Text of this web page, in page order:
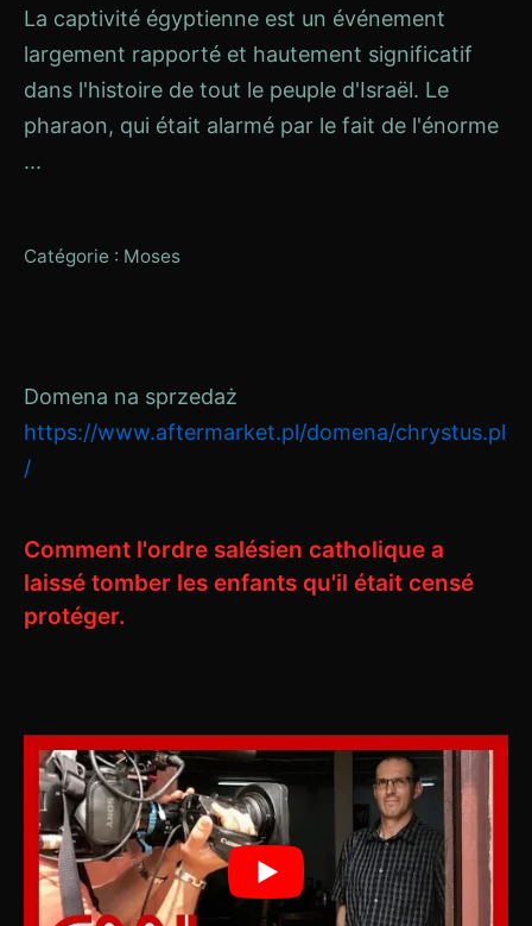
La captivité égyptienne est un événement
largement rapporté et hautement significatif
dans l'histoire de tout le peuple d'Israël. Le
pharaon, qui était alarmé par le fait de l'énorme
...
Catégorie : Moses
Domena na sprzedaż
https://www.aftermarket.pl/domena/chrystus.pl
/
Comment l'ordre salésien catholique a
laissé tomber les enfants qu'il était censé
protéger.